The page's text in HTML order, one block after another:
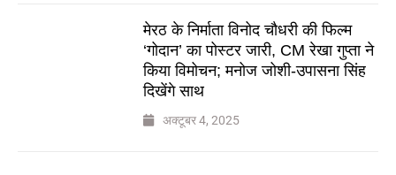
मेरठ के निर्माता विनोद चौधरी की फिल्म
‘गोदान’ का पोस्टर जारी, CM रेखा गुप्ता ने
किया विमोचन; मनोज जोशी-उपासना सिंह
दिखेंगे साथ
अक्टूबर 4, 2025